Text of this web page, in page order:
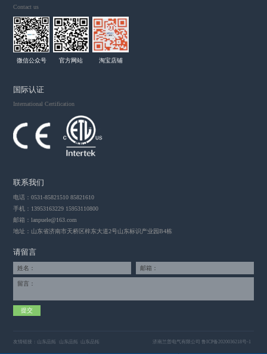
Contact us
微信公众号 官方网站 淘宝店铺
国际认证
International Certification
联系我们
电话：0531-85821510 85821610
手机：13953163229 15953110800
邮箱：lanpuele@163.com
地址：山东省济南市天桥区梓东大道2号山东标识产业园B4栋
请留言
姓名： 邮箱：
留言：
友情链接： 山东品拓 山东品拓 山东品拓 济南兰普电气有限公司鲁ICP备2020036218号-1